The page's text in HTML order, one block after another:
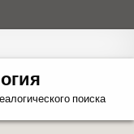
поиска